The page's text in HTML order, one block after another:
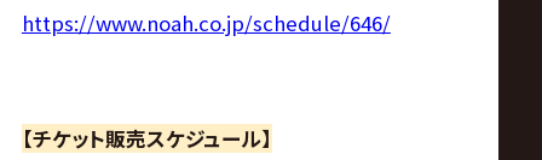
https://www.noah.co.jp/schedule/646/
【チケット販売スケジュール】